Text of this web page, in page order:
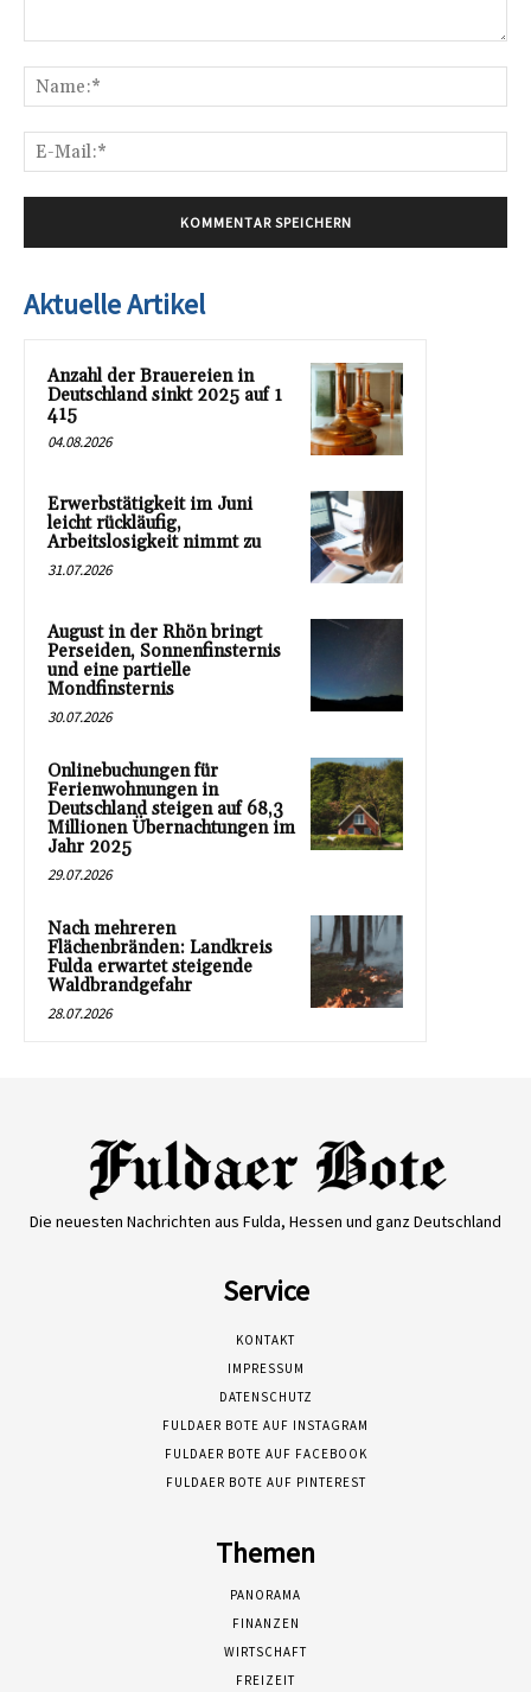
Aktuelle Artikel
Anzahl der Brauereien in
Deutschland sinkt 2025 auf 1
415
04.08.2026
Erwerbstätigkeit im Juni
leicht rückläufig,
Arbeitslosigkeit nimmt zu
31.07.2026
August in der Rhön bringt
Perseiden, Sonnenfinsternis
und eine partielle
Mondfinsternis
30.07.2026
Onlinebuchungen für
Ferienwohnungen in
Deutschland steigen auf 68,3
Millionen Übernachtungen im
Jahr 2025
29.07.2026
Nach mehreren
Flächenbränden: Landkreis
Fulda erwartet steigende
Waldbrandgefahr
28.07.2026
Die neuesten Nachrichten aus Fulda, Hessen und ganz Deutschland
Service
KONTAKT
IMPRESSUM
DATENSCHUTZ
FULDAER BOTE AUF INSTAGRAM
FULDAER BOTE AUF FACEBOOK
FULDAER BOTE AUF PINTEREST
Themen
PANORAMA
FINANZEN
WIRTSCHAFT
FREIZEIT